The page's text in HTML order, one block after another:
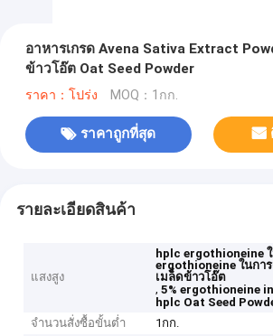
อาหารเกรด Avena Sativa Extract
ข้าวโอ๊ต Oat Seed Powder
ราคา：โปร่ง MOQ：1กก.
ราคาถูกที่สุด
รายละเอียดสินค้า
แสงสูง
hplc ergothioneine
ergothioneine ในกา
เมล็ดข้าวโอ๊ต
,5% ergothioneine
hplc Oat Seed
จำนวนสั่งซื้อขั้นต่ำ
1กก.